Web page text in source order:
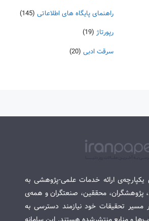
راهنمای پایگاه های اطلاعاتی (145)
رپورتاژ (19)
سرقت ادبی (20)
یکپارچه‌ی ارائه خدمات علمی-پژوهشی به
پژوهشگران، محققین، صنعتگران و همه‌ی
مسیر تحقیقات خود نیازمند دسترسی به